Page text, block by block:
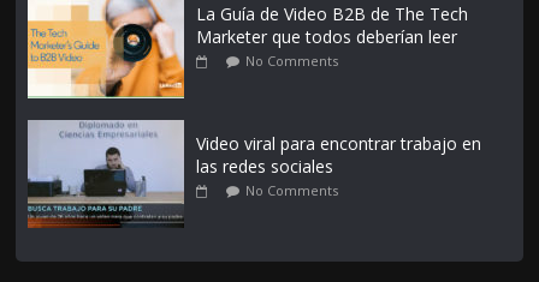
La Guía de Video B2B de The Tech
Marketer que todos deberían leer
No Comments
Video viral para encontrar trabajo en
las redes sociales
No Comments